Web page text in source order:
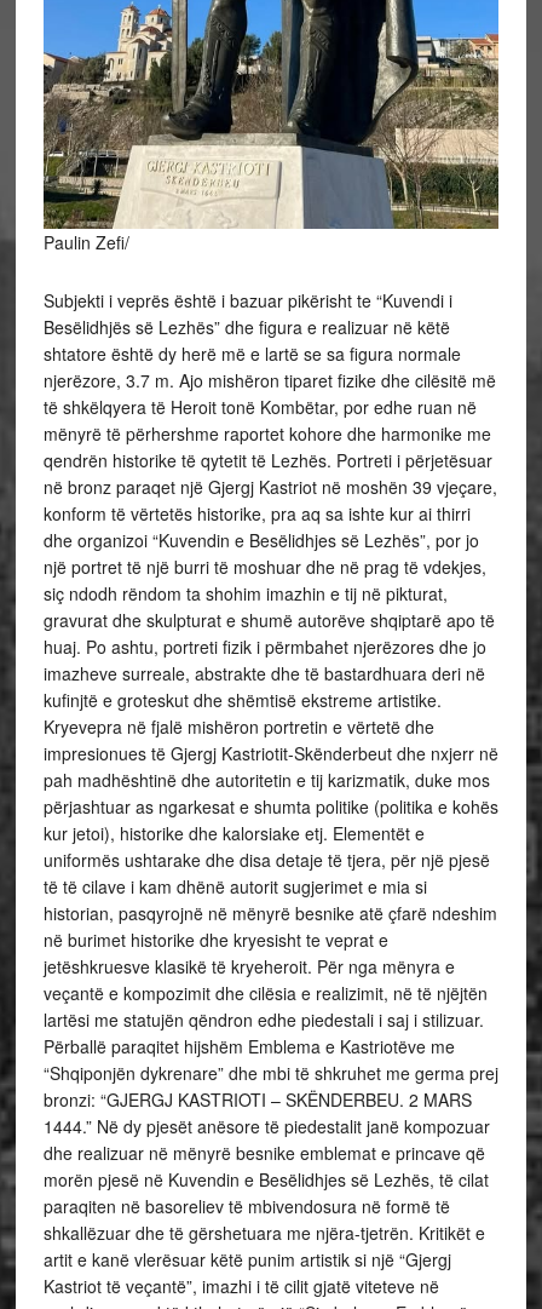
Paulin Zefi/
Subjekti i veprës është i bazuar pikërisht te “Kuvendi i
Besëlidhjës së Lezhës” dhe figura e realizuar në këtë
shtatore është dy herë më e lartë se sa figura normale
njerëzore, 3.7 m. Ajo mishëron tiparet fizike dhe cilësitë më
të shkëlqyera të Heroit tonë Kombëtar, por edhe ruan në
mënyrë të përhershme raportet kohore dhe harmonike me
qendrën historike të qytetit të Lezhës. Portreti i përjetësuar
në bronz paraqet një Gjergj Kastriot në moshën 39 vjeçare,
konform të vërtetës historike, pra aq sa ishte kur ai thirri
dhe organizoi “Kuvendin e Besëlidhjes së Lezhës”, por jo
një portret të një burri të moshuar dhe në prag të vdekjes,
siç ndodh rëndom ta shohim imazhin e tij në pikturat,
gravurat dhe skulpturat e shumë autorëve shqiptarë apo të
huaj. Po ashtu, portreti fizik i përmbahet njerëzores dhe jo
imazheve surreale, abstrakte dhe të bastardhuara deri në
kufinjtë e groteskut dhe shëmtisë ekstreme artistike.
Kryevepra në fjalë mishëron portretin e vërtetë dhe
impresionues të Gjergj Kastriotit-Skënderbeut dhe nxjerr në
pah madhështinë dhe autoritetin e tij karizmatik, duke mos
përjashtuar as ngarkesat e shumta politike (politika e kohës
kur jetoi), historike dhe kalorsiake etj. Elementët e
uniformës ushtarake dhe disa detaje të tjera, për një pjesë
të të cilave i kam dhënë autorit sugjerimet e mia si
historian, pasqyrojnë në mënyrë besnike atë çfarë ndeshim
në burimet historike dhe kryesisht te veprat e
jetëshkruesve klasikë të kryeheroit. Për nga mënyra e
veçantë e kompozimit dhe cilësia e realizimit, në të njëjtën
lartësi me statujën qëndron edhe piedestali i saj i stilizuar.
Përballë paraqitet hijshëm Emblema e Kastriotëve me
“Shqiponjën dykrenare” dhe mbi të shkruhet me germa prej
bronzi: “GJERGJ KASTRIOTI – SKËNDERBEU. 2 MARS
1444.” Në dy pjesët anësore të piedestalit janë kompozuar
dhe realizuar në mënyrë besnike emblemat e princave që
morën pjesë në Kuvendin e Besëlidhjes së Lezhës, të cilat
paraqiten në basoreliev të mbivendosura në formë të
shkallëzuar dhe të gërshetuara me njëra-tjetrën. Kritikët e
artit e kanë vlerësuar këtë punim artistik si një “Gjergj
Kastriot të veçantë”, imazhi i të cilit gjatë viteteve në